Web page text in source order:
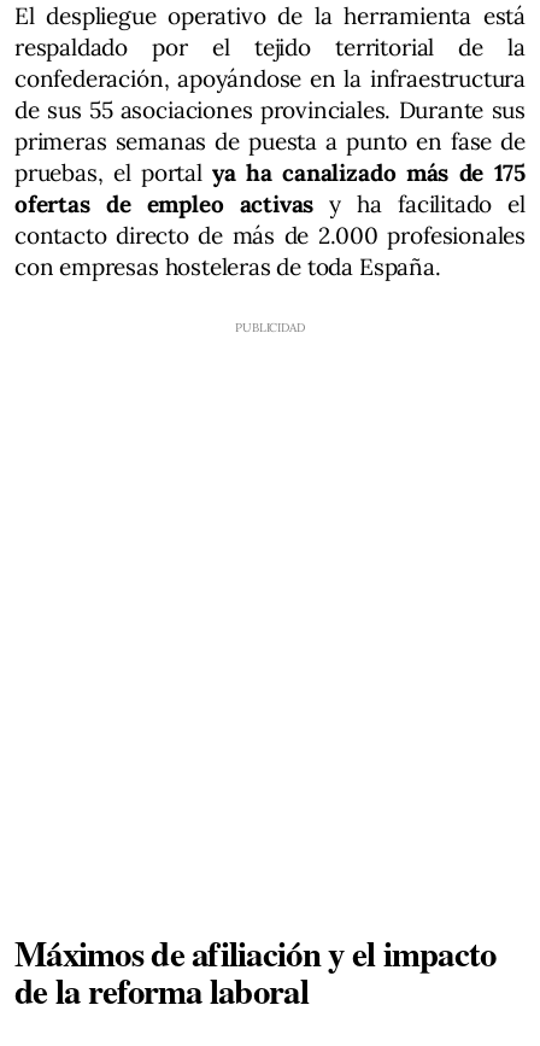
El despliegue operativo de la herramienta está
respaldado por el tejido territorial de la
confederación, apoyándose en la infraestructura
de sus 55 asociaciones provinciales. Durante sus
primeras semanas de puesta a punto en fase de
pruebas, el portalya ha canalizado más de 175
ofertas de empleo activas y ha facilitado el
contacto directo de más de 2.000 profesionales
con empresas hosteleras de toda España.
Máximos de afiliación y el impacto
de la reforma laboral